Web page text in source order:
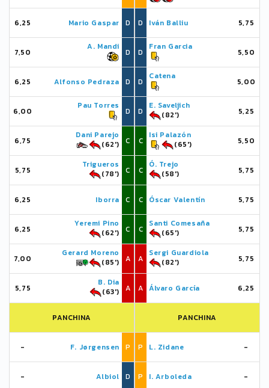
6,25 Mario Gaspar D
7,50
A. Mandi
D
6,25 Alfonso Pedraza D
6,00
Pau Torres
D
6,75
Dani Parejo
(62')
C
5,75
Trigueros
(78')
C
6,25 Iborra C
6,25
Yeremi Pino
(62')
C
7,00
Gerard Moreno
(85')
A
5,75
B. Dia
(63')
A
PANCHINA
- F. Jørgensen P
- Albiol D
D Iván Balliu 5,75
D
Fran Garcia
5,50
D
Catena
5,00
D
E. Saveljich
(82')
5,25
C
Isi Palazón
(65')
5,50
C
Ó. Trejo
(58')
5,75
C Óscar Valentín 5,75
C
Santi Comesaña
(65')
5,75
A
Sergi Guardiola
(82')
5,75
A Álvaro García 6,25
PANCHINA
P L. Zidane -
P I. Arboleda -